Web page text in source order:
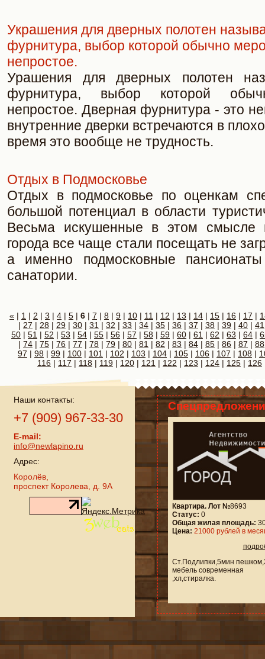
Украшения для дверных полотен
фурнитура, выбор которой обычно
непростое.
Урашения для дверных полотен
фурнитура, выбор которой
непростое. Дверная фурнитура - это
внутренние дверки встречаются в
время это вообще не трудность.
Отдых в Подмосковье
Отдых в подмосковье по оценкам
большой потенциал в области
Весьма искушенные в этом смысле
города все чаще стали посещать не
а именно подмосковные
санатории.
« | 1 | 2 | 3 | 4 | 5 | 6 | 7 | 8 | 9 | 10 | 11 | 12 | 13 | 14 | 15 | 16 | 17 |
| 27 | 28 | 29 | 30 | 31 | 32 | 33 | 34 | 35 | 36 | 37 | 38 | 39 | 40 | 41
50 | 51 | 52 | 53 | 54 | 55 | 56 | 57 | 58 | 59 | 60 | 61 | 62 | 63 | 64 |
| 74 | 75 | 76 | 77 | 78 | 79 | 80 | 81 | 82 | 83 | 84 | 85 | 86 | 87 | 88
97 | 98 | 99 | 100 | 101 | 102 | 103 | 104 | 105 | 106 | 107 | 108 |
116 | 117 | 118 | 119 | 120 | 121 | 122 | 123 | 124 | 125 | 126
Наши контакты:
+7 (909) 967-33-30
E-mail:
info@newlapino.ru
Адрес:
Королёв,
проспект Королева, д. 9А
Квартира. Лот №8693
Статус: 0
Общая жилая площадь:
Цена: 21000 рублей в
Ст.Подлипки,5мин
мебель современная
,хл,стиралка.